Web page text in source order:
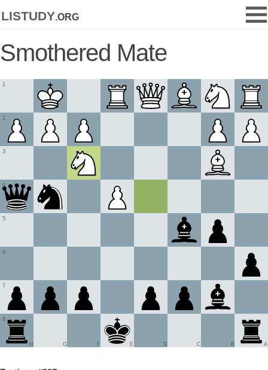
listudy.org
Smothered Mate
1
2
3
4
5
6
7
8
A
B
C
D
E
F
G
H